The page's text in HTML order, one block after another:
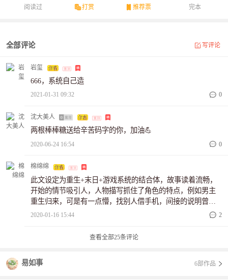
阅读过 打赏 推荐票 完本
全部评论 写评论
岩玺
666，系统自己造
2021-01-31 09:32 0
沈大美人
两根棒棒糖送给辛苦码字的你，加油💪
2020-06-24 16:54 0
棉绵绵
此文设定为重生+末日+游戏系统的结合体，故事读着流畅，
开始的情节吸引人，人物描写抓住了角色的特点，例如男主
重生归来，可是有一点懵，找别人借手机，间接的说明曾经
生活在没有手机的环境，当男主知道还有五分钟就要末日，
一些，让男主更突出。值得一读的好故事。
2020-01-16 15:44 2
查看全部25条评论
易如事 6部作品